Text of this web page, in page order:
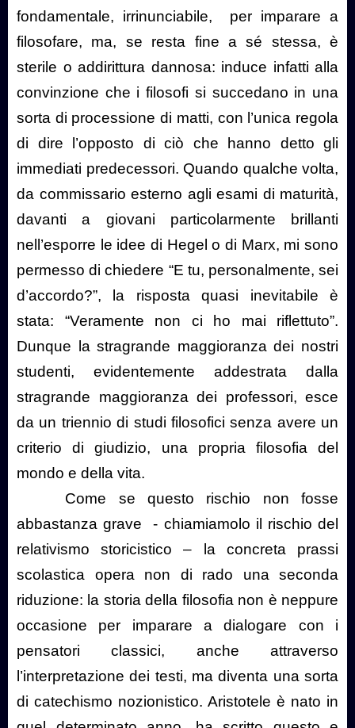
fondamentale, irrinunciabile,
per imparare a
filosofare, ma, se resta fine a sé stessa, è
sterile o addirittura dannosa: induce infatti alla
convinzione che i filosofi si succedano in una
sorta di processione di matti, con l’unica regola
di dire l’opposto di ciò che hanno detto gli
immediati predecessori. Quando qualche volta,
da commissario esterno agli esami di maturità,
davanti a giovani particolarmente brillanti
nell’esporre le idee di Hegel o di Marx, mi sono
permesso di chiedere “E tu, personalmente, sei
d’accordo?”, la risposta quasi inevitabile è
stata: “Veramente non ci ho mai riflettuto”.
Dunque la stragrande maggioranza dei nostri
studenti, evidentemente addestrata dalla
stragrande maggioranza dei professori, esce
da un triennio di studi filosofici senza avere un
criterio di giudizio, una propria filosofia del
mondo e della vita.
Come se questo rischio non fosse
abbastanza grave
- chiamiamolo il rischio del
relativismo storicistico – la concreta prassi
scolastica opera non di rado una seconda
riduzione: la storia della filosofia non è neppure
occasione per imparare a dialogare con i
pensatori classici, anche attraverso
l’interpretazione dei testi, ma diventa una sorta
di catechismo nozionistico. Aristotele è nato in